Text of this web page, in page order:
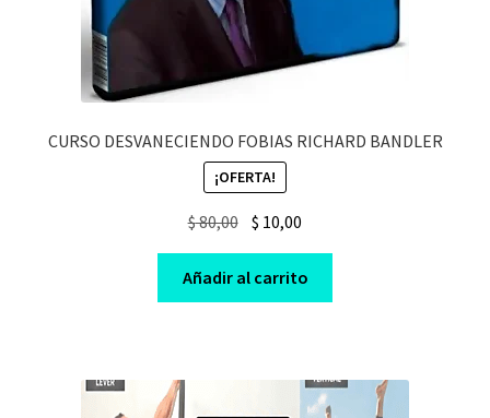
CURSO DESVANECIENDO FOBIAS RICHARD BANDLER
¡OFERTA!
$80,00 Original
price
was:
$ 80,00.
$ 10,00
price
is:
$ 10,00.
Añadir al carrito